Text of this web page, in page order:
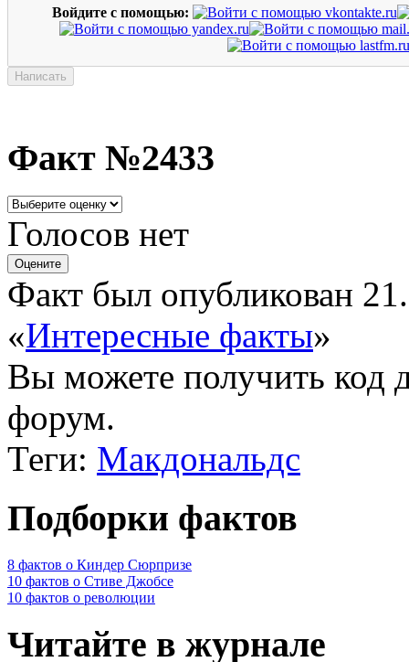
Войдите с помощью:
Факт №2433
Голосов нет
Факт был опубликован
«Интересные факты»
Вы можете получить код
форум.
Теги: Макдональдс
Подборки фактов
8 фактов о Киндер Сюрпризе
10 фактов о Стиве Джобсе
10 фактов о революции
Читайте в журнале